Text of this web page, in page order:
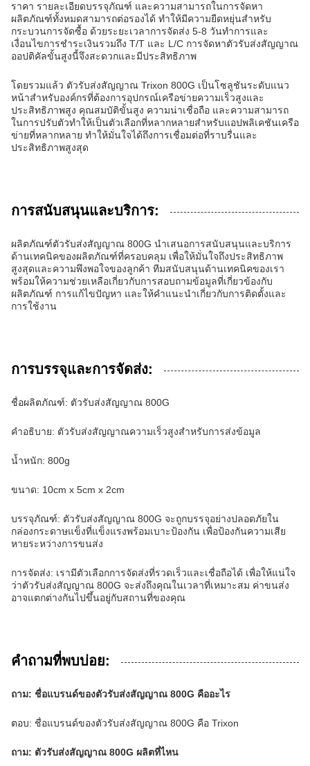
ราคา รายละเอียดบรรจุภัณฑ์ และความสามารถในการจัดหา
ผลิตภัณฑ์ทั้งหมดสามารถต่อรองได้ ทำให้มีความยืดหยุ่นสำหรับ
กระบวนการจัดซื้อ ด้วยระยะเวลาการจัดส่ง 5-8 วันทำการและ
เงื่อนไขการชำระเงินรวมถึง T/T และ L/C การจัดหาตัวรับส่งสัญญาณ
ออปติคัลขั้นสูงนี้จึงสะดวกและมีประสิทธิภาพ
โดยรวมแล้ว ตัวรับส่งสัญญาณ Trixon 800G เป็นโซลูชันระดับแนว
หน้าสำหรับองค์กรที่ต้องการอุปกรณ์เครือข่ายความเร็วสูงและ
ประสิทธิภาพสูง คุณสมบัติขั้นสูง ความน่าเชื่อถือ และความสามารถ
ในการปรับตัวทำให้เป็นตัวเลือกที่หลากหลายสำหรับแอปพลิเคชันเครือ
ข่ายที่หลากหลาย ทำให้มั่นใจได้ถึงการเชื่อมต่อที่ราบรื่นและ
ประสิทธิภาพสูงสุด
การสนับสนุนและบริการ:
ผลิตภัณฑ์ตัวรับส่งสัญญาณ 800G นำเสนอการสนับสนุนและบริการ
ด้านเทคนิคของผลิตภัณฑ์ที่ครอบคลุม เพื่อให้มั่นใจถึงประสิทธิภาพ
สูงสุดและความพึงพอใจของลูกค้า ทีมสนับสนุนด้านเทคนิคของเรา
พร้อมให้ความช่วยเหลือเกี่ยวกับการสอบถามข้อมูลที่เกี่ยวข้องกับ
ผลิตภัณฑ์ การแก้ไขปัญหา และให้คำแนะนำเกี่ยวกับการติดตั้งและ
การใช้งาน
การบรรจุและการจัดส่ง:
ชื่อผลิตภัณฑ์: ตัวรับส่งสัญญาณ 800G
คำอธิบาย: ตัวรับส่งสัญญาณความเร็วสูงสำหรับการส่งข้อมูล
น้ำหนัก: 800g
ขนาด: 10cm x 5cm x 2cm
บรรจุภัณฑ์: ตัวรับส่งสัญญาณ 800G จะถูกบรรจุอย่างปลอดภัยใน
กล่องกระดาษแข็งที่แข็งแรงพร้อมเบาะป้องกัน เพื่อป้องกันความเสีย
หายระหว่างการขนส่ง
การจัดส่ง: เรามีตัวเลือกการจัดส่งที่รวดเร็วและเชื่อถือได้ เพื่อให้แน่ใจ
ว่าตัวรับส่งสัญญาณ 800G จะส่งถึงคุณในเวลาที่เหมาะสม ค่าขนส่ง
อาจแตกต่างกันไปขึ้นอยู่กับสถานที่ของคุณ
คำถามที่พบบ่อย:
ถาม: ชื่อแบรนด์ของตัวรับส่งสัญญาณ 800G คืออะไร
ตอบ: ชื่อแบรนด์ของตัวรับส่งสัญญาณ 800G คือ Trixon
ถาม: ตัวรับส่งสัญญาณ 800G ผลิตที่ไหน